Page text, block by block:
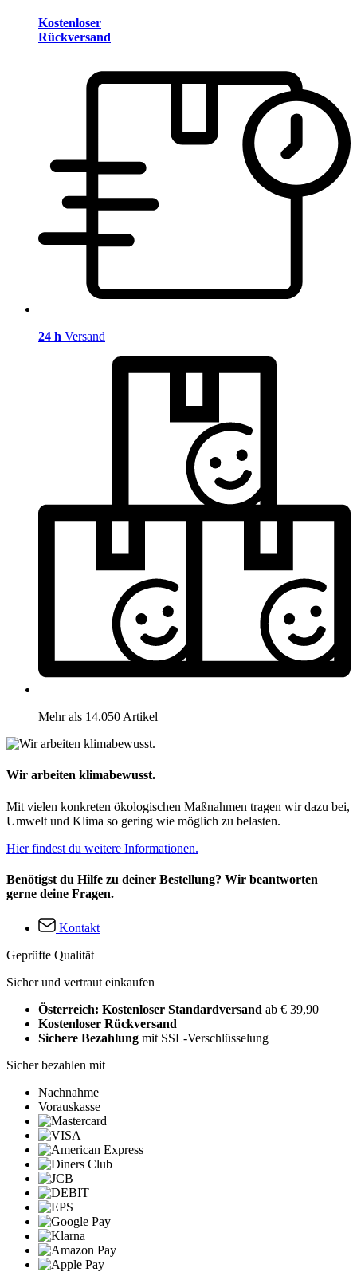
Kostenloser
Rückversand
24 h Versand
Mehr als 14.050 Artikel
Wir arbeiten klimabewusst.
Mit vielen konkreten ökologischen Maßnahmen tragen wir dazu bei,
Umwelt und Klima so gering wie möglich zu belasten.
Hier findest du weitere Informationen.
Benötigst du Hilfe zu deiner Bestellung? Wir beantworten
gerne deine Fragen.
Kontakt
Geprüfte Qualität
Sicher und vertraut einkaufen
Österreich: Kostenloser Standardversand ab € 39,90
Kostenloser Rückversand
Sichere Bezahlung mit SSL-Verschlüsselung
Sicher bezahlen mit
Nachnahme
Vorauskasse